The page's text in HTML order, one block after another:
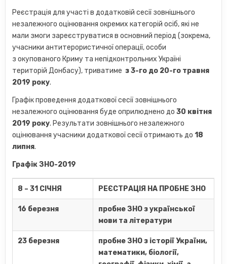
Реєстрація для участі в додатковій сесії зовнішнього
незалежного оцінювання окремих категорій осіб, які не
мали змоги зареєструватися в основний період (зокрема,
учасники антитерористичної операції, особи
з окупованого Криму та непідконтрольних Україні
територій Донбасу), триватимез 3-го до 20-го травня
2019 року.
Графік проведення додаткової сесії зовнішнього
незалежного оцінювання буде оприлюднено до30 квітня
2019 року. Результати зовнішнього незалежного
оцінювання учасники додаткової сесії отримають до18
липня.
Графік ЗНО-2019
8 – 31 СІЧНЯ РЕЄСТРАЦІЯ НА ПРОБНЕ ЗНО
16 березня
пробне ЗНО з української
мови та літератури
23 березня
пробне ЗНО з історії України,
математики, біології,